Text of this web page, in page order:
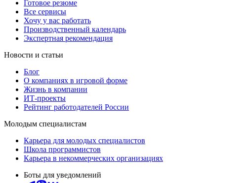
Готовое резюме
Все сервисы
Хочу у вас работать
Производственный календарь
Экспертная рекомендация
Новости и статьи
Блог
О компаниях в игровой форме
Жизнь в компании
ИТ-проекты
Рейтинг работодателей России
Молодым специалистам
Карьера для молодых специалистов
Школа программистов
Карьера в некоммерческих организациях
Боты для уведомлений